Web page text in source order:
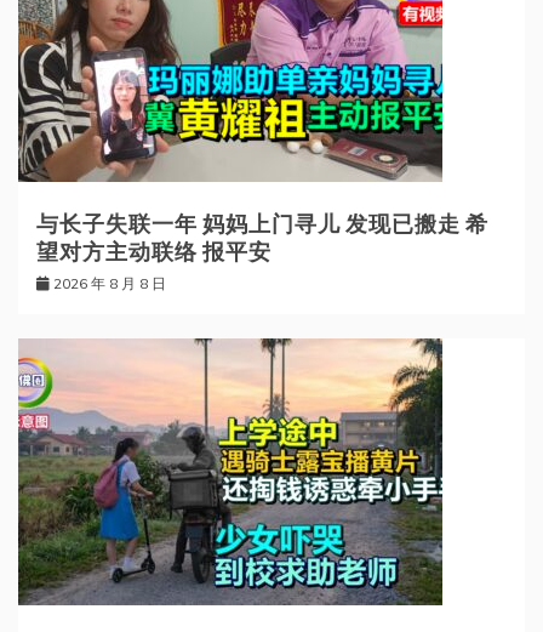
与长子失联一年 妈妈上门寻儿 发现已搬走 希
望对方主动联络 报平安
2026 年 8 月 8 日